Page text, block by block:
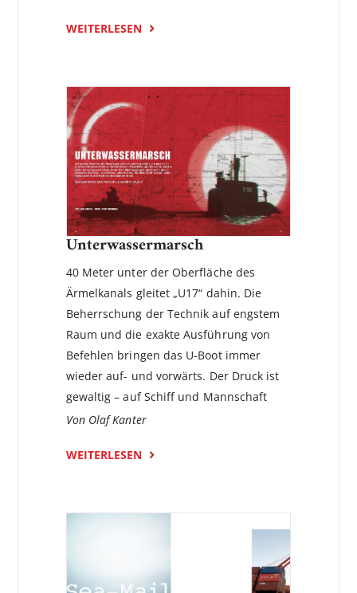
WEITERLESEN
Unterwassermarsch
40 Meter unter der Oberfläche des
Ärmelkanals gleitet „U17“ dahin. Die
Beherrschung der Technik auf engstem
Raum und die exakte Ausführung von
Befehlen bringen das U-Boot immer
wieder auf- und vorwärts. Der Druck ist
gewaltig – auf Schiff und Mannschaft
Von Olaf Kanter
WEITERLESEN